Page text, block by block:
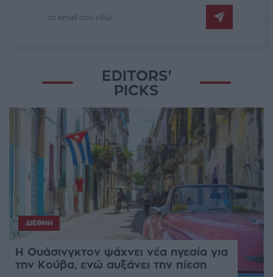
EDITORS'
PICKS
ΔΙΕΘΝΉ
Η Ουάσινγκτον ψάχνει νέα ηγεσία για
την Κούβα, ενώ αυξάνει την πίεση